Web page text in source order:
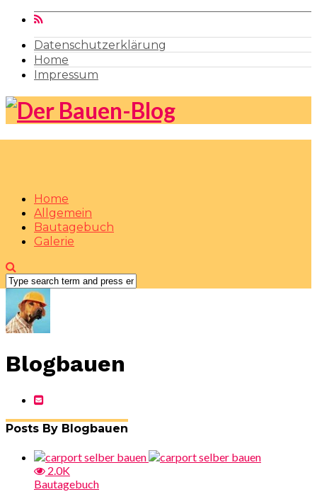
Datenschutzerklärung
Home
Impressum
Home
Allgemein
Bautagebuch
Galerie
Blogbauen
Posts By Blogbauen
2.0K
Bautagebuch